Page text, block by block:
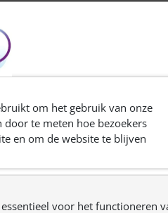
mantelzorger, als hij of
een professional uit, die
vooral aan wat je/jullie graag
om het gebruik van onze
te meten hoe bezoekers
en om de website te blijven
voor het functioneren